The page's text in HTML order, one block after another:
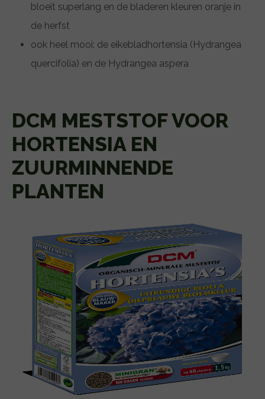
bloeit superlang en de bladeren kleuren oranje in
de herfst
ook heel mooi: de eikebladhortensia (Hydrangea
quercifolia) en de Hydrangea aspera
DCM MESTSTOF VOOR
HORTENSIA EN
ZUURMINNENDE
PLANTEN